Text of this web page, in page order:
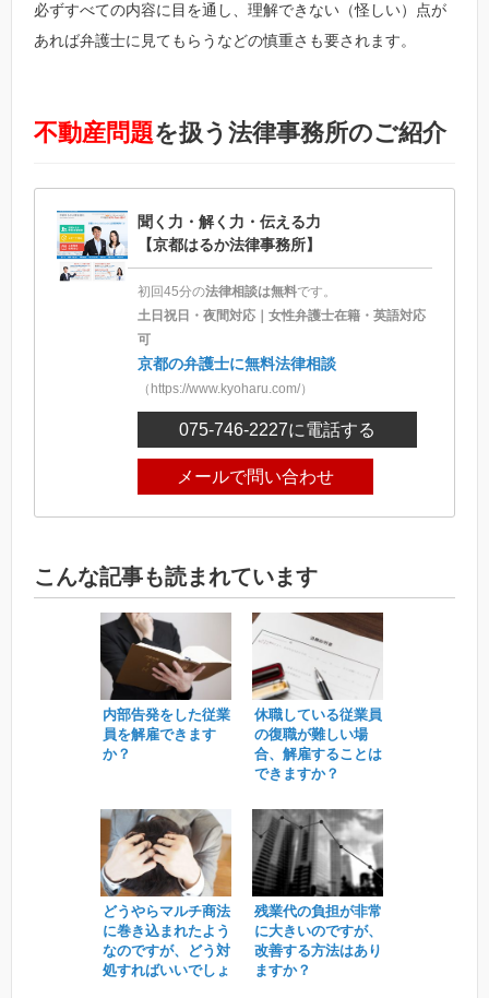
必ずすべての内容に目を通し、理解できない（怪しい）点が
あれば弁護士に見てもらうなどの慎重さも要されます。
不動産問題を扱う法律事務所のご紹介
聞く力・解く力・伝える力
【京都はるか法律事務所】
初回45分の法律相談は無料です。
土日祝日・夜間対応｜女性弁護士在籍・英語対応
可
京都の弁護士に無料法律相談
（https://www.kyoharu.com/）
075-746-2227に電話する
メールで問い合わせ
こんな記事も読まれています
内部告発をした従業
員を解雇できます
か？
休職している従業員
の復職が難しい場
合、解雇することは
できますか？
どうやらマルチ商法
に巻き込まれたよう
なのですが、どう対
処すればいいでしょ
残業代の負担が非常
に大きいのですが、
改善する方法はあり
ますか？